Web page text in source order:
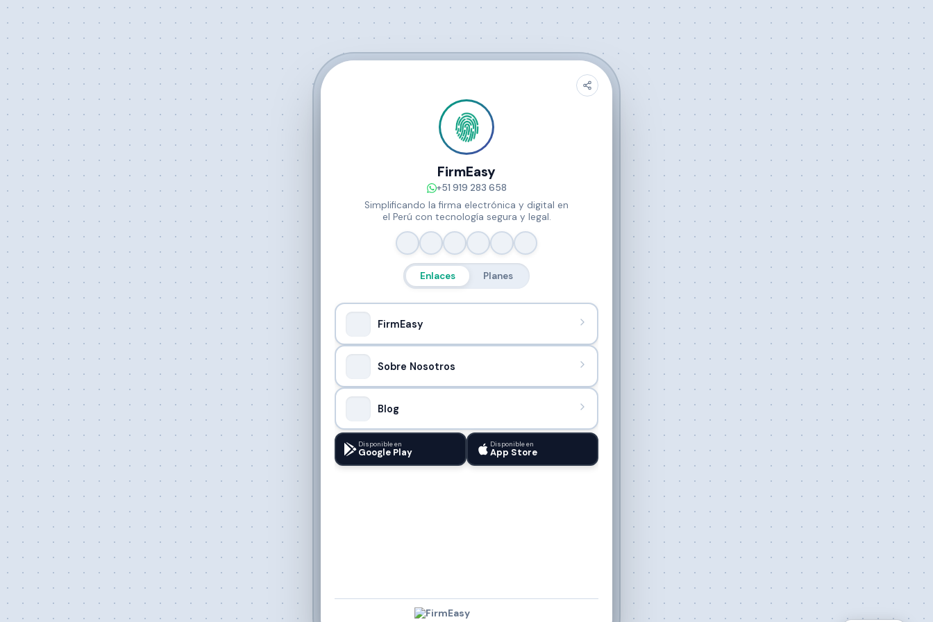
FirmEasy
+51 919 283 658
Simplificando la firma electrónica y digital en
el Perú con tecnología segura y legal.
Enlaces Planes
FirmEasy
Sobre Nosotros
Blog
Disponible en
Google Play
Disponible en
App Store